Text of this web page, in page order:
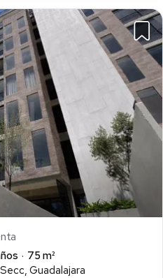
75 m²
Guadalajara